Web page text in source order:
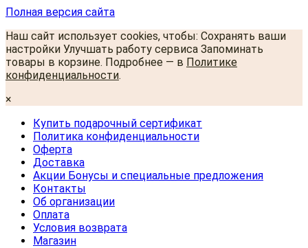
Полная версия сайта
Наш сайт использует cookies, чтобы: Сохранять ваши
настройки Улучшать работу сервиса Запоминать
товары в корзине. Подробнее — в Политике
конфиденциальности.
×
Купить подарочный сертификат
Политика конфиденциальности
Оферта
Доставка
Акции Бонусы и специальные предложения
Контакты
Об организации
Оплата
Условия возврата
Магазин